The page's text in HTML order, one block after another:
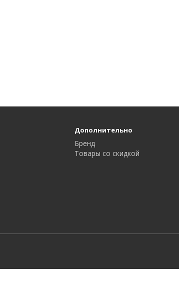
Дополнительно
Бренд
Товары со скидкой